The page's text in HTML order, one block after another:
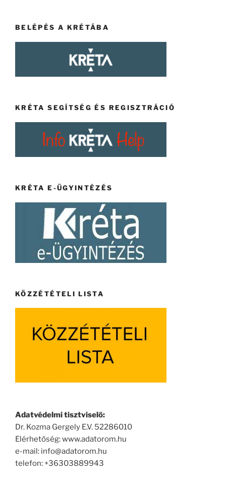
BELÉPÉS A KRÉTÁBA
KRÉTA SEGÍTSÉG ÉS REGISZTRÁCIÓ
KRÉTA E-ÜGYINTÉZÉS
KÖZZÉTÉTELI LISTA
Adatvédelmi tisztviselő:
Dr. Kozma Gergely E.V. 52286010
Elérhetőség: www.adatorom.hu
e-mail: info@adatorom.hu
telefon: +36303889943